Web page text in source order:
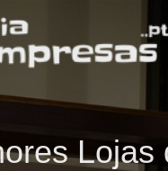
Lojas